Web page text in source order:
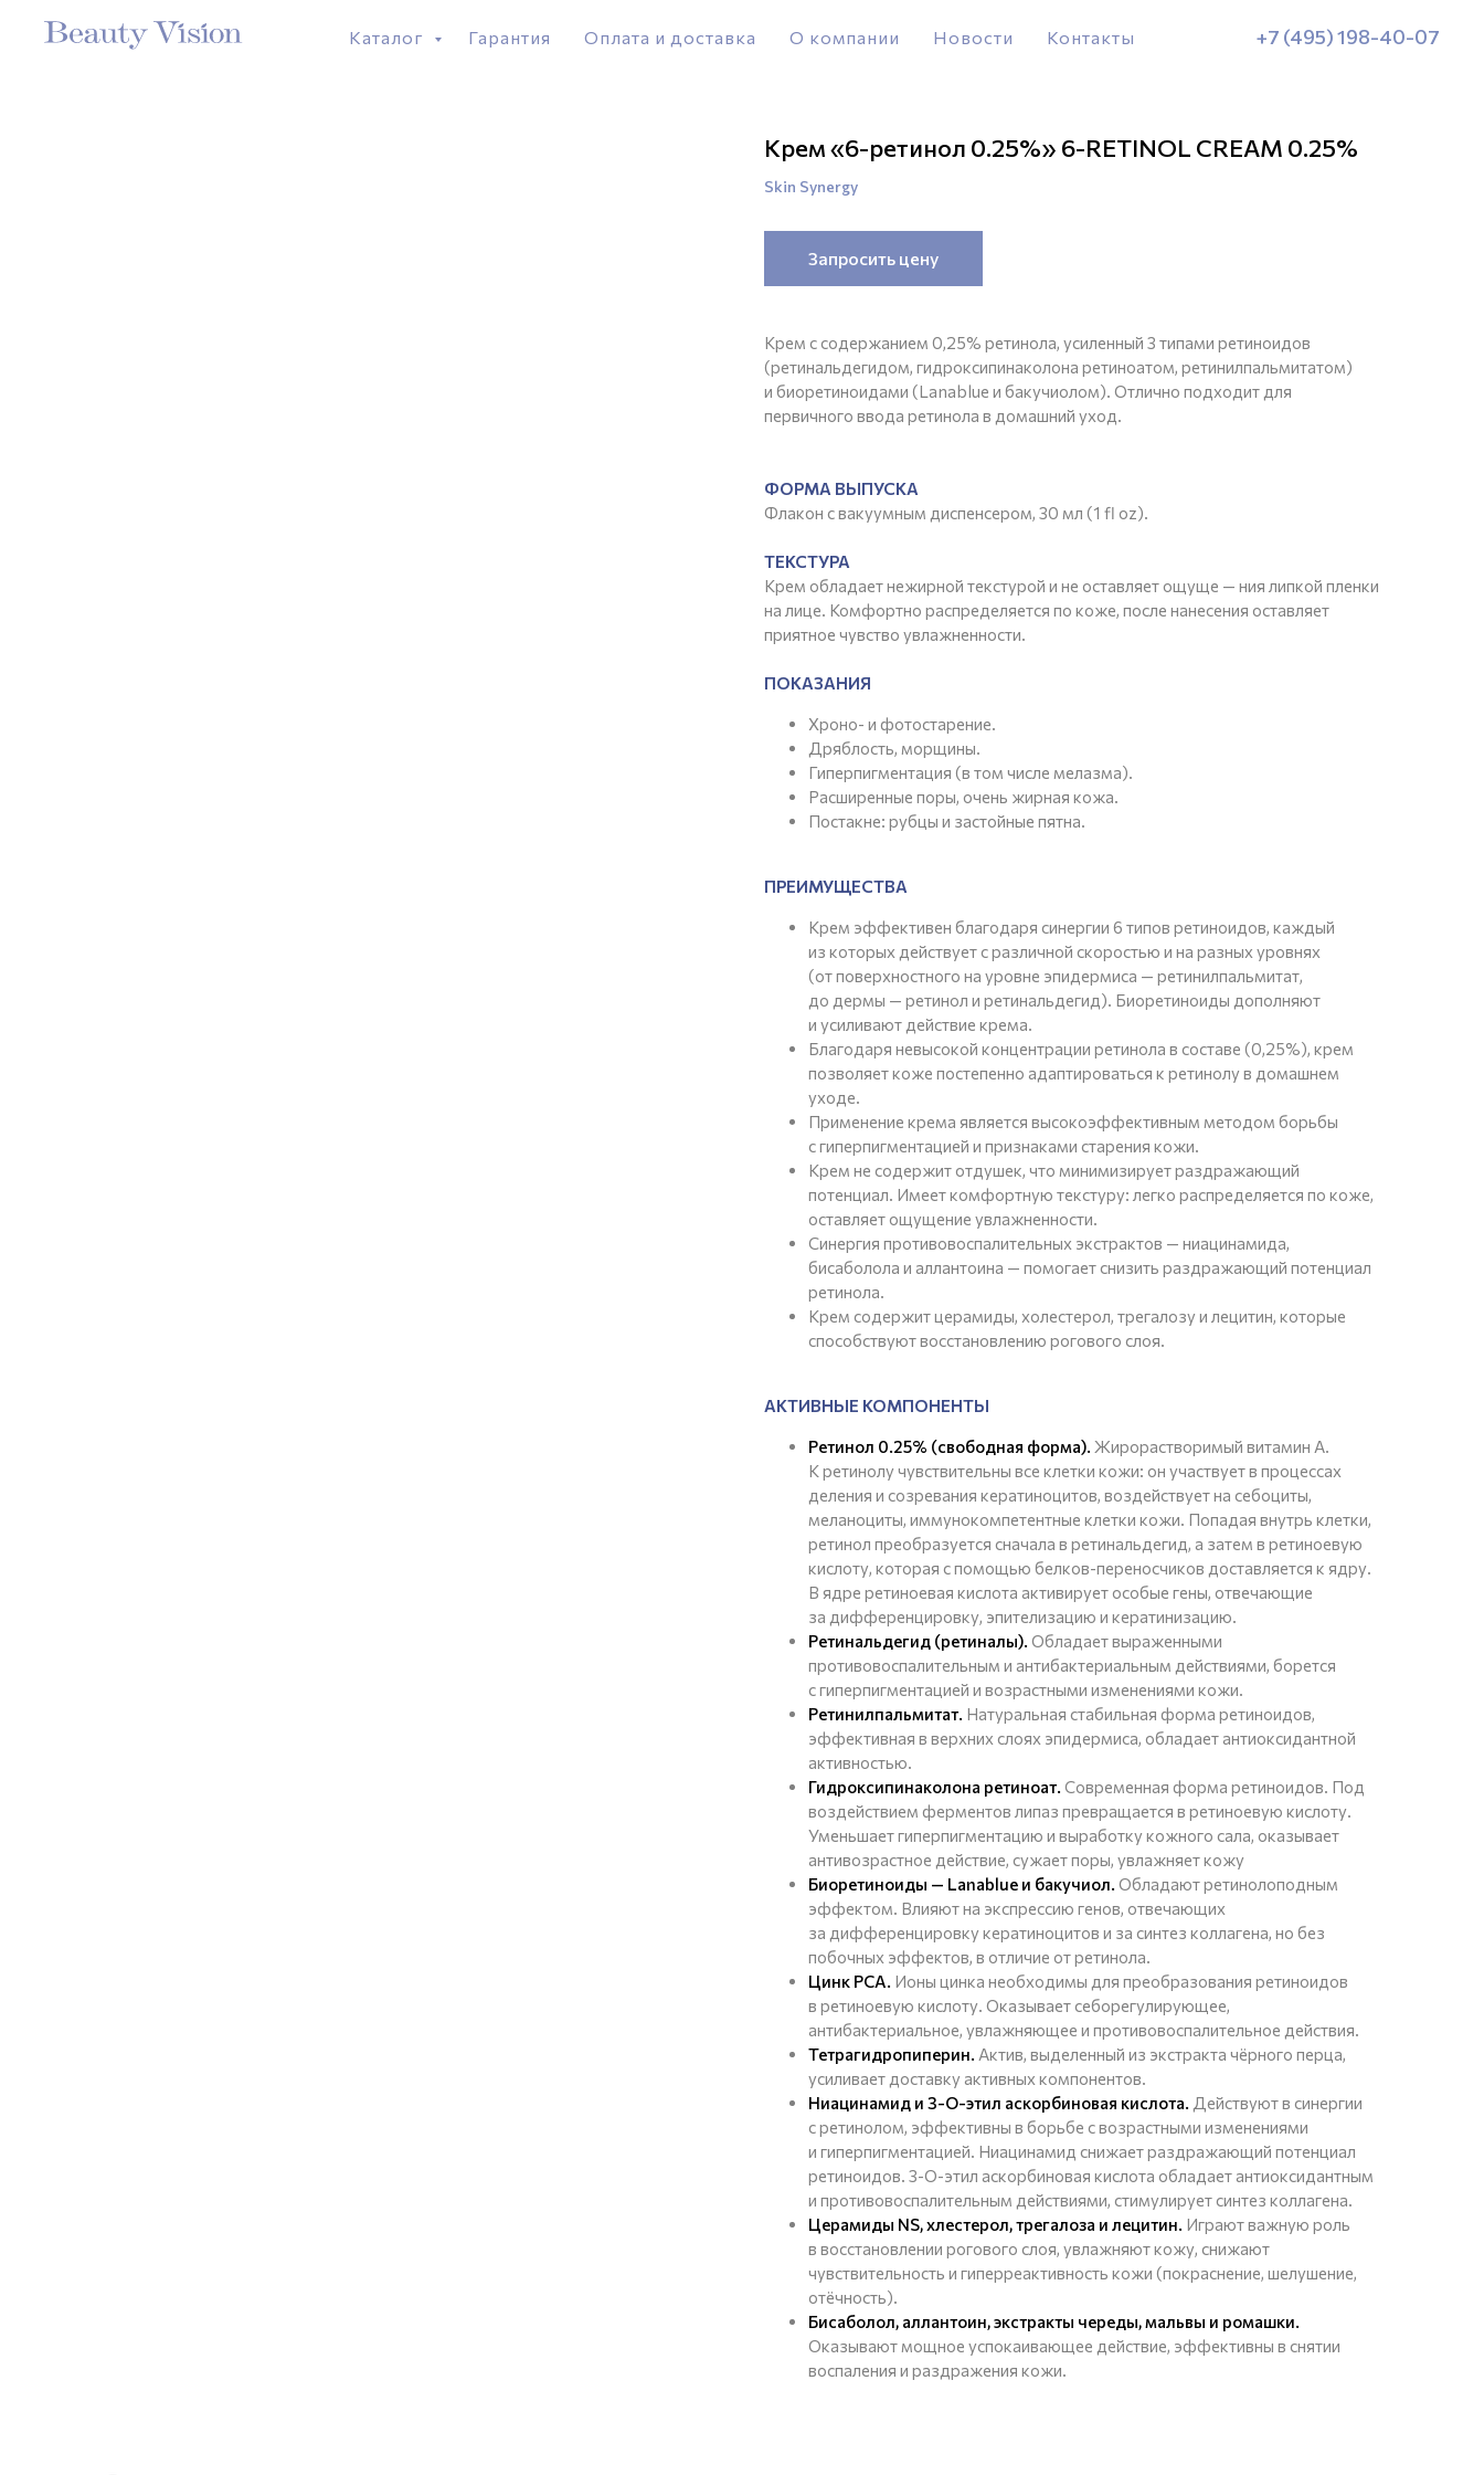
Каталог Гарантия Оплата и доставка О компании Новости Контакты +7 (495) 198-40-07
Крем «6-ретинол 0.25%» 6-RETINOL CREAM 0.25%
Skin Synergy
Запросить цену
Крем с содержанием 0,25% ретинола, усиленный 3 типами ретиноидов
(ретинальдегидом, гидроксипинаколона ретиноатом, ретинилпальмитатом)
и биоретиноидами (Lanablue и бакучиолом). Отлично подходит для
первичного ввода ретинола в домашний уход.
ФОРМА ВЫПУСКА
Флакон с вакуумным диспенсером, 30 мл (1 fl oz).
ТЕКСТУРА
Крем обладает нежирной текстурой и не оставляет ощуще — ния липкой пленки
на лице. Комфортно распределяется по коже, после нанесения оставляет
приятное чувство увлажненности.
ПОКАЗАНИЯ
Хроно- и фотостарение.
Дряблость, морщины.
Гиперпигментация (в том числе мелазма).
Расширенные поры, очень жирная кожа.
Постакне: рубцы и застойные пятна.
ПРЕИМУЩЕСТВА
Крем эффективен благодаря синергии 6 типов ретиноидов, каждый
из которых действует с различной скоростью и на разных уровнях
(от поверхностного на уровне эпидермиса — ретинилпальмитат,
до дермы — ретинол и ретинальдегид). Биоретиноиды дополняют
и усиливают действие крема.
Благодаря невысокой концентрации ретинола в составе (0,25%), крем
позволяет коже постепенно адаптироваться к ретинолу в домашнем
уходе.
Применение крема является высокоэффективным методом борьбы
с гиперпигментацией и признаками старения кожи.
Крем не содержит отдушек, что минимизирует раздражающий
потенциал. Имеет комфортную текстуру: легко распределяется по коже,
оставляет ощущение увлажненности.
Синергия противовоспалительных экстрактов — ниацинамида,
бисаболола и аллантоина — помогает снизить раздражающий потенциал
ретинола.
Крем содержит церамиды, холестерол, трегалозу и лецитин, которые
способствуют восстановлению рогового слоя.
АКТИВНЫЕ КОМПОНЕНТЫ
Ретинол 0.25% (свободная форма). Жирорастворимый витамин А.
К ретинолу чувствительны все клетки кожи: он участвует в процессах
деления и созревания кератиноцитов, воздействует на себоциты,
меланоциты, иммунокомпетентные клетки кожи. Попадая внутрь клетки,
ретинол преобразуется сначала в ретинальдегид, а затем в ретиноевую
кислоту, которая с помощью белков-переносчиков доставляется к ядру.
В ядре ретиноевая кислота активирует особые гены, отвечающие
за дифференцировку, эпителизацию и кератинизацию.
Ретинальдегид (ретиналы). Обладает выраженными
противовоспалительным и антибактериальным действиями, борется
с гиперпигментацией и возрастными изменениями кожи.
Ретинилпальмитат. Натуральная стабильная форма ретиноидов,
эффективная в верхних слоях эпидермиса, обладает антиоксидантной
активностью.
Гидроксипинаколона ретиноат. Современная форма ретиноидов. Под
воздействием ферментов липаз превращается в ретиноевую кислоту.
Уменьшает гиперпигментацию и выработку кожного сала, оказывает
антивозрастное действие, сужает поры, увлажняет кожу
Биоретиноиды — Lanablue и бакучиол. Обладают ретинолоподным
эффектом. Влияют на экспрессию генов, отвечающих
за дифференцировку кератиноцитов и за синтез коллагена, но без
побочных эффектов, в отличие от ретинола.
Цинк РСА. Ионы цинка необходимы для преобразования ретиноидов
в ретиноевую кислоту. Оказывает себорегулирующее,
антибактериальное, увлажняющее и противовоспалительное действия.
Тетрагидропиперин. Актив, выделенный из экстракта чёрного перца,
усиливает доставку активных компонентов.
Ниацинамид и 3-О-этил аскорбиновая кислота. Действуют в синергии
с ретинолом, эффективны в борьбе с возрастными изменениями
и гиперпигментацией. Ниацинамид снижает раздражающий потенциал
ретиноидов. 3-O-этил аскорбиновая кислота обладает антиоксидантным
и противовоспалительным действиями, стимулирует синтез коллагена.
Церамиды NS, хлестерол, трегалоза и лецитин. Играют важную роль
в восстановлении рогового слоя, увлажняют кожу, снижают
чувствительность и гиперреактивность кожи (покраснение, шелушение,
отёчность).
Бисаболол, аллантоин, экстракты череды, мальвы и ромашки.
Оказывают мощное успокаивающее действие, эффективны в снятии
воспаления и раздражения кожи.